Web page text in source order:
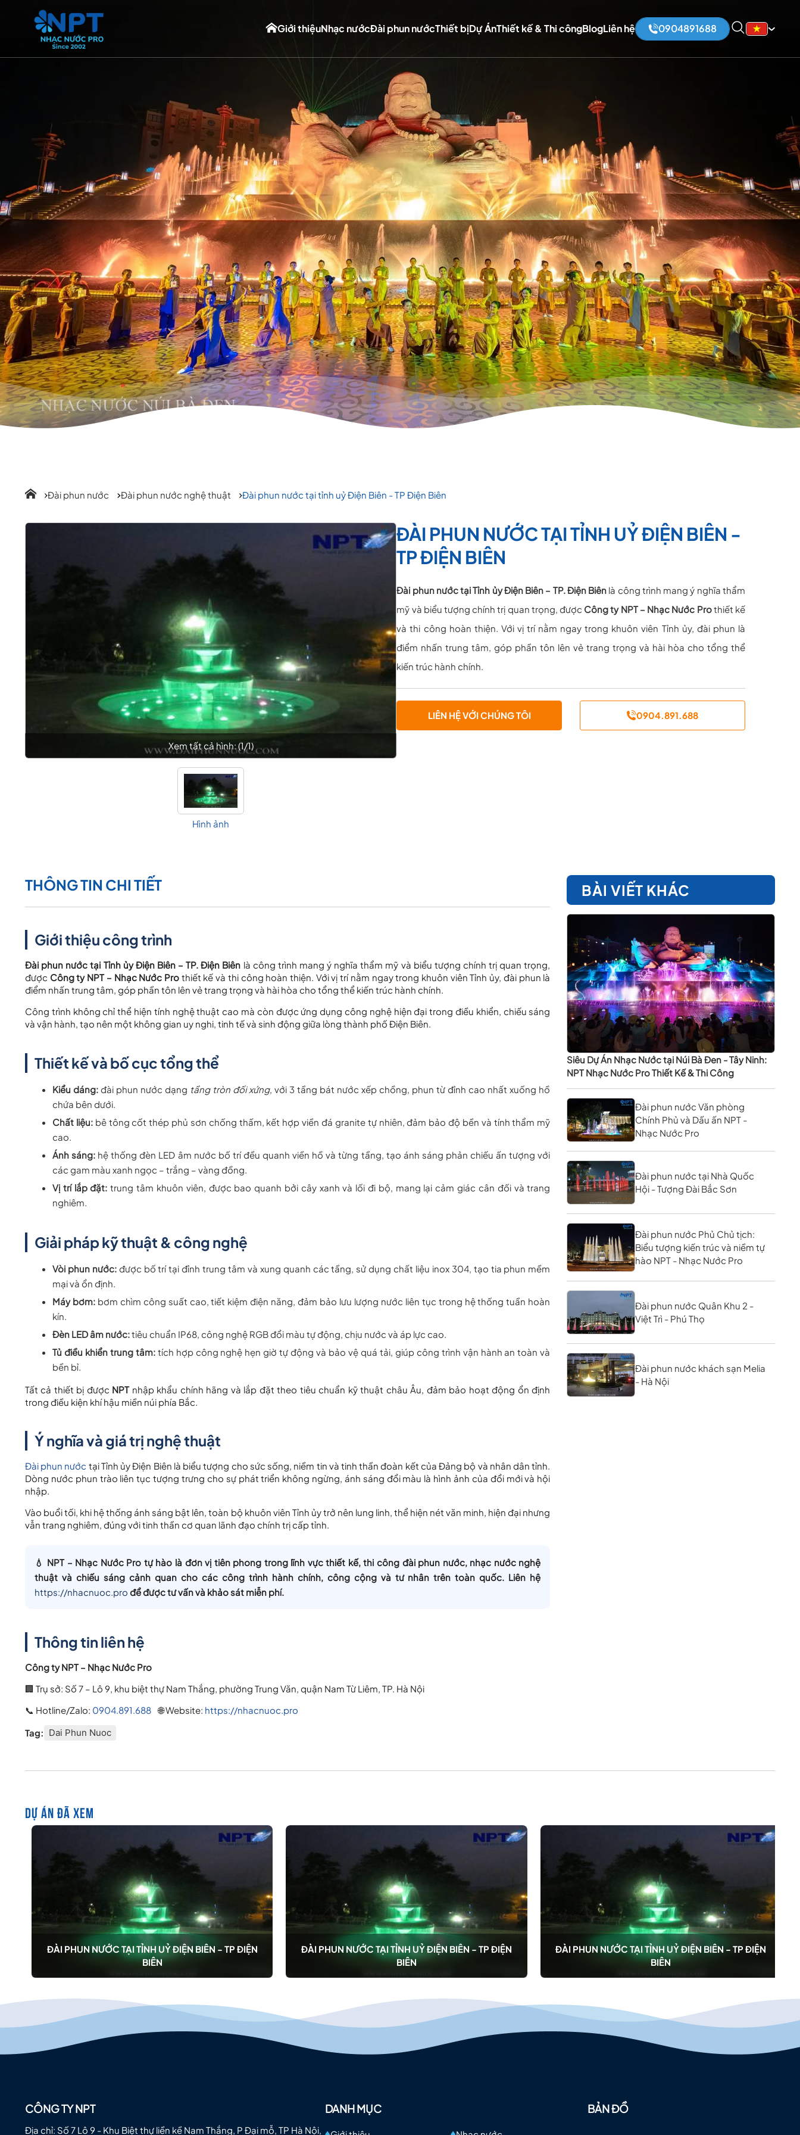
Giới thiệuNhạc nướcĐài phun nướcThiết bịDự ÁnThiết kế & Thi côngBlogLiên hệ 0904891688
Đài phun nước Đài phun nước nghệ thuật Đài phun nước tại tỉnh uỷ Điện Biên - TP Điện Biên
Xem tất cả hình: (1/1)
Hình ảnh
ĐÀI PHUN NƯỚC TẠI TỈNH UỶ ĐIỆN BIÊN -
TP ĐIỆN BIÊN
Đài phun nước tại Tỉnh ủy Điện Biên – TP. Điện Biên là công trình mang ý nghĩa thẩm
mỹ và biểu tượng chính trị quan trọng, được Công ty NPT – Nhạc Nước Prothiết kế
và thi công hoàn thiện. Với vị trí nằm ngay trong khuôn viên Tỉnh ủy, đài phun là
điểm nhấn trung tâm, góp phần tôn lên vẻ trang trọng và hài hòa cho tổng thể
kiến trúc hành chính.
LIÊN HỆ VỚI CHÚNG TÔI 0904.891.688
THÔNG TIN CHI TIẾT
Giới thiệu công trình
Đài phun nước tại Tỉnh ủy Điện Biên – TP. Điện Biên là công trình mang ý nghĩa thẩm mỹ và biểu tượng chính trị quan trọng,
được Công ty NPT – Nhạc Nước Pro thiết kế và thi công hoàn thiện. Với vị trí nằm ngay trong khuôn viên Tỉnh ủy, đài phun là
điểm nhấn trung tâm, góp phần tôn lên vẻ trang trọng và hài hòa cho tổng thể kiến trúc hành chính.
Công trình không chỉ thể hiện tính nghệ thuật cao mà còn được ứng dụng công nghệ hiện đại trong điều khiển, chiếu sáng
và vận hành, tạo nên một không gian uy nghi, tinh tế và sinh động giữa lòng thành phố Điện Biên.
Thiết kế và bố cục tổng thể
Kiểu dáng: đài phun nước dạng tầng tròn đối xứng, với 3 tầng bát nước xếp chồng, phun từ đỉnh cao nhất xuống hồ
chứa bên dưới.
Chất liệu:bê tông cốt thép phủ sơn chống thấm, kết hợp viền đá granite tự nhiên, đảm bảo độ bền và tính thẩm mỹ
cao.
Ánh sáng: hệ thống đèn LED âm nước bố trí đều quanh viền hồ và từng tầng, tạo ánh sáng phản chiếu ấn tượng với
các gam màu xanh ngọc – trắng – vàng đồng.
Vị trí lắp đặt: trung tâm khuôn viên, được bao quanh bởi cây xanh và lối đi bộ, mang lại cảm giác cân đối và trang
nghiêm.
Giải pháp kỹ thuật & công nghệ
Vòi phun nước:được bố trí tại đỉnh trung tâm và xung quanh các tầng, sử dụng chất liệu inox 304, tạo tia phun mềm
mại và ổn định.
Máy bơm:bơm chìm công suất cao, tiết kiệm điện năng, đảm bảo lưu lượng nước liên tục trong hệ thống tuần hoàn
kín.
Đèn LED âm nước:tiêu chuẩn IP68, công nghệ RGB đổi màu tự động, chịu nước và áp lực cao.
Tủ điều khiển trung tâm:tích hợp công nghệ hẹn giờ tự động và bảo vệ quá tải, giúp công trình vận hành an toàn và
bền bỉ.
Tất cả thiết bị được NPTnhập khẩu chính hãng và lắp đặt theo tiêu chuẩn kỹ thuật châu Âu, đảm bảo hoạt động ổn định
trong điều kiện khí hậu miền núi phía Bắc.
Ý nghĩa và giá trị nghệ thuật
Đài phun nước tại Tỉnh ủy Điện Biên là biểu tượng cho sức sống, niềm tin và tinh thần đoàn kết của Đảng bộ và nhân dân tỉnh.
Dòng nước phun trào liên tục tượng trưng cho sự phát triển không ngừng, ánh sáng đổi màu là hình ảnh của đổi mới và hội
nhập.
Vào buổi tối, khi hệ thống ánh sáng bật lên, toàn bộ khuôn viên Tỉnh ủy trở nên lung linh, thể hiện nét văn minh, hiện đại nhưng
vẫn trang nghiêm, đúng với tinh thần cơ quan lãnh đạo chính trị cấp tỉnh.
💧 NPT – Nhạc Nước Pro tự hào là đơn vị tiên phong trong lĩnh vựcthiết kế, thi công đài phun nước, nhạc nước nghệ
thuật và chiếu sáng cảnh quancho các công trình hành chính, công cộng và tư nhân trên toàn quốc. Liên hệ
https://nhacnuoc.pro để được tư vấn và khảo sát miễn phí.
Thông tin liên hệ
Công ty NPT – Nhạc Nước Pro
🏢 Trụ sở: Số 7 – Lô 9, khu biệt thự Nam Thắng, phường Trung Văn, quận Nam Từ Liêm, TP. Hà Nội
📞 Hotline/Zalo: 0904.891.688 🌐 Website: https://nhacnuoc.pro
Tag: Dai Phun Nuoc
BÀI VIẾT KHÁC
Siêu Dự Án Nhạc Nước tại Núi Bà Đen - Tây Ninh:
NPT Nhạc Nước Pro Thiết Kế & Thi Công
Đài phun nước Văn phòng
Chính Phủ và Dấu ấn NPT -
Nhạc Nước Pro
Đài phun nước tại Nhà Quốc
Hội - Tượng Đài Bắc Sơn
Đài phun nước Phủ Chủ tịch:
Biểu tượng kiến trúc và niềm tự
hào NPT - Nhạc Nước Pro
Đài phun nước Quân Khu 2 -
Việt Trì - Phú Thọ
Đài phun nước khách sạn Melia
- Hà Nội
DỰ ÁN ĐÃ XEM
ĐÀI PHUN NƯỚC TẠI TỈNH UỶ ĐIỆN BIÊN - TP ĐIỆN
BIÊN
ĐÀI PHUN NƯỚC TẠI TỈNH UỶ ĐIỆN BIÊN - TP ĐIỆN
BIÊN
ĐÀI PHUN NƯỚC TẠI TỈNH UỶ ĐIỆN BIÊN - TP ĐIỆN
BIÊN
CÔNG TY NPT
Địa chỉ: Số 7 Lô 9 - Khu Biệt thự liền kề Nam Thắng, P Đại mỗ, TP Hà Nội,
DANH MỤC BẢN ĐỒ